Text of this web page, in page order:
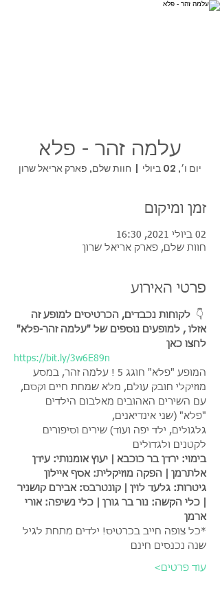
עלמה זהר - פלא
יום ו׳, 02 ביולי
  |
חוות שלם, פארק אריאל שרון
זמן ומיקום
02 ביולי 2021, 16:30
חוות שלם, פארק אריאל שרון
פרטי האירוע
👇
לקוחות נכבדים, הכרטיסים למופע זה
אזלו , למופעים נוספים של "עלמה זהר-פלא"
לחצו כאן
https://bit.ly/3w6E89n
המופע "פלא" חוגג 5 ! עלמה זהר, במסע
מוזיקלי חובק עולם, מלא שמחת חיים וקסם,
עם השירים האהובים מאלבום הילדים
"פלא" (שני אינדיאנים,
גלגולים, ילד יפה ועוד) שירים וסיפורים
לקטנים ולגדולים
בימוי: ירדן בר כוכבא | יעוץ אומנותי: עידן
אלתרמן | הפקה מוזיקלית: אסף איילון
גיטרות: גלעד לוין | קונטרבס: אבירם קושניר
| כלי הקשה: נור בר גורן | כלי נשיפה: אורי
ארמן
*כל צופה חייב בכרטיס! ילדים מתחת לגיל
שנה נכנסים חינם
עוד פרטים>